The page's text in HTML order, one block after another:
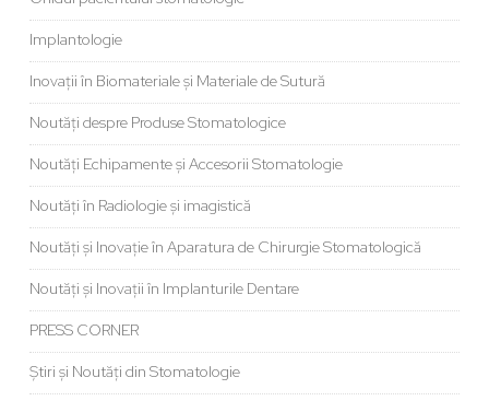
Implantologie
Inovații în Biomateriale și Materiale de Sutură
Noutăți despre Produse Stomatologice
Noutăți Echipamente și Accesorii Stomatologie
Noutăți în Radiologie și imagistică
Noutăți și Inovație în Aparatura de Chirurgie Stomatologică
Noutăți și Inovații în Implanturile Dentare
PRESS CORNER
Știri și Noutăți din Stomatologie